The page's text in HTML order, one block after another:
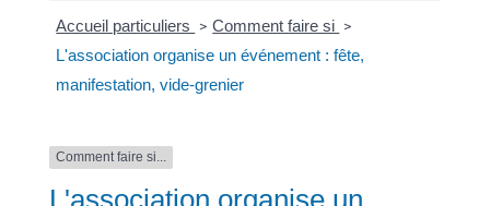
Accueil particuliers > Comment faire si >
L'association organise un événement : fête,
manifestation, vide-grenier
Comment faire si...
L'association organise un